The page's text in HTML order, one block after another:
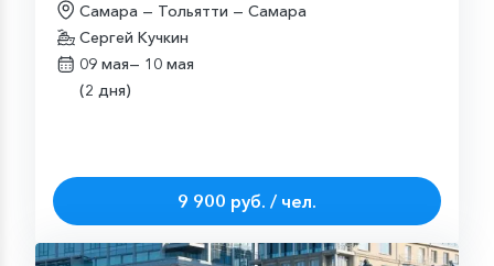
Самара — Тольятти — Самара
Сергей Кучкин
09 мая— 10 мая
(2 дня)
9 900 руб. / чел.